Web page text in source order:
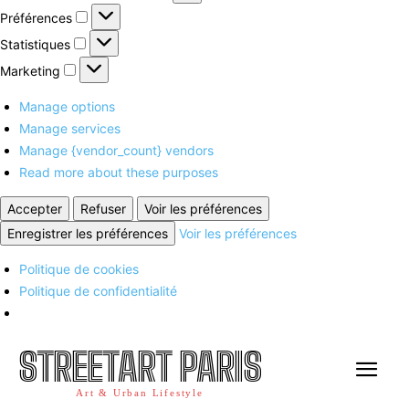
Préférences
Préférences
Statistiques
Statistiques
Marketing
Marketing
Manage options
Manage services
Manage {vendor_count} vendors
Read more about these purposes
Accepter Refuser
Voir les préférences
Enregistrer les préférences
Voir les préférences
Politique de cookies
Politique de confidentialité
STREETART PARIS
Art & Urban Lifestyle